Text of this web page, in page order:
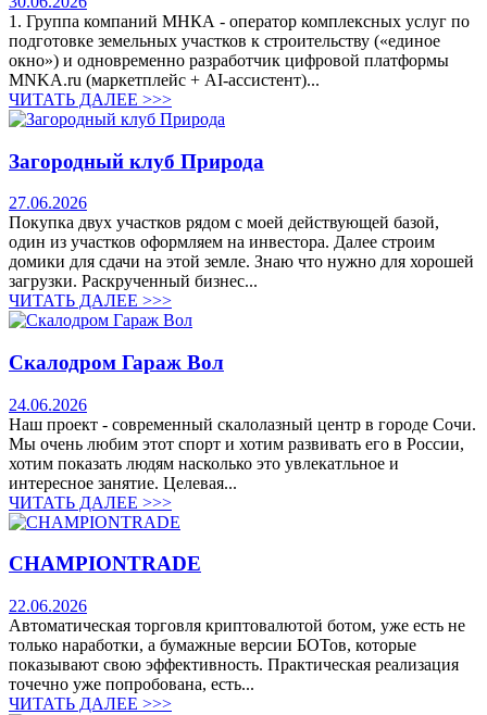
1. Группа компаний МНКА - оператор комплексных услуг по
подготовке земельных участков к строительству («единое
окно») и одновременно разработчик цифровой платформы
MNKA.ru (маркетплейс + AI-ассистент)...
ЧИТАТЬ ДАЛЕЕ >>>
Загородный клуб Природа
27.06.2026
Покупка двух участков рядом с моей действующей базой,
один из участков оформляем на инвестора. Далее строим
домики для сдачи на этой земле. Знаю что нужно для хорошей
загрузки. Раскрученный бизнес...
ЧИТАТЬ ДАЛЕЕ >>>
Скалодром Гараж Вол
24.06.2026
Наш проект - современный скалолазный центр в городе Сочи.
Мы очень любим этот спорт и хотим развивать его в России,
хотим показать людям насколько это увлекатльное и
интересное занятие. Целевая...
ЧИТАТЬ ДАЛЕЕ >>>
CHAMPIONTRADE
22.06.2026
Автоматическая торговля криптовалютой ботом, уже есть не
только наработки, а бумажные версии БОТов, которые
показывают свою эффективность. Практическая реализация
точечно уже попробована, есть...
ЧИТАТЬ ДАЛЕЕ >>>